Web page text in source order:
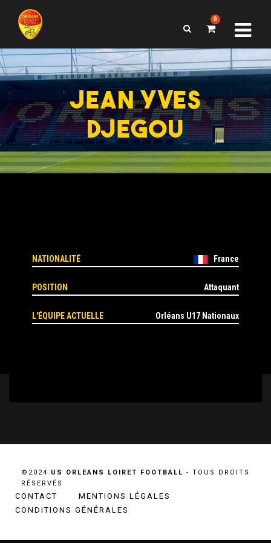
0
JEAN YVES
DJEGOU
NATIONALITÉ France
POSITION Attaquant
L'ÉQUIPE ACTUELLE Orléans U17 Nationaux
©2024 US ORLEANS LOIRET FOOTBALL - TOUS DROITS
RÉSERVÉS
CONTACT
MENTIONS LÉGALES
CONDITIONS GÉNÉRALES